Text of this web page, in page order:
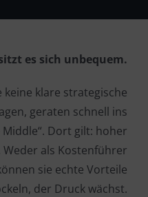
es sich unbequem.
klare strategische
geraten schnell ins
Dort gilt: hoher
Weder als Kostenführer
sie echte Vorteile
der Druck wächst.